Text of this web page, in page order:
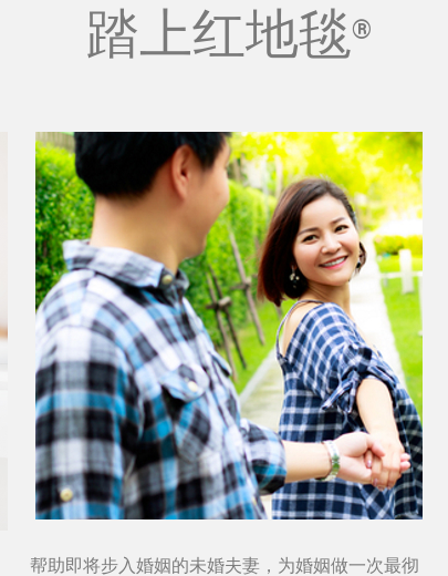
踏上红地毯®
帮助即将步入婚姻的未婚夫妻，为婚姻做一次最彻